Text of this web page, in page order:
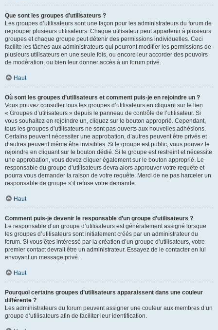
Que sont les groupes d’utilisateurs ?
Les groupes d’utilisateurs sont une façon pour les administrateurs du forum de
regrouper plusieurs utilisateurs. Chaque utilisateur peut appartenir à plusieurs
groupes et chaque groupe peut détenir des permissions individuelles. Ceci
facilite les tâches aux administrateurs qui pourront modifier les permissions de
plusieurs utilisateurs en une seule fois, ou encore leur accorder des pouvoirs
de modération, ou bien leur donner accès à un forum privé.
Haut
Où sont les groupes d’utilisateurs et comment puis-je en rejoindre un ?
Vous pouvez consulter tous les groupes d’utilisateurs en cliquant sur le lien
« Groupes d’utilisateurs » depuis le panneau de contrôle de l’utilisateur. Si
vous souhaitez en rejoindre un, cliquez sur le bouton approprié. Cependant,
tous les groupes d’utilisateurs ne sont pas ouverts aux nouvelles adhésions.
Certains peuvent nécessiter une approbation, d’autres peuvent être privés et
d’autres peuvent même être invisibles. Si le groupe est public, vous pouvez le
rejoindre en cliquant sur le bouton dédié. Si le groupe est restreint et nécessite
une approbation, vous devez cliquer également sur le bouton approprié. Le
responsable du groupe d’utilisateurs devra alors approuver votre requête et
pourra vous demander la raison de votre requête. Merci de ne pas harceler un
responsable de groupe s’il refuse votre demande.
Haut
Comment puis-je devenir le responsable d’un groupe d’utilisateurs ?
Le responsable d’un groupe d’utilisateurs est généralement assigné lorsque
les groupes d’utilisateurs sont initialement créés par un administrateur du
forum. Si vous êtes intéressé par la création d’un groupe d’utilisateurs, votre
premier contact devrait être un administrateur. Essayez de le contacter en lui
envoyant un message privé.
Haut
Pourquoi certains groupes d’utilisateurs apparaissent dans une couleur
différente ?
Les administrateurs du forum peuvent assigner une couleur aux membres d’un
groupe d’utilisateurs afin de faciliter leur identification.